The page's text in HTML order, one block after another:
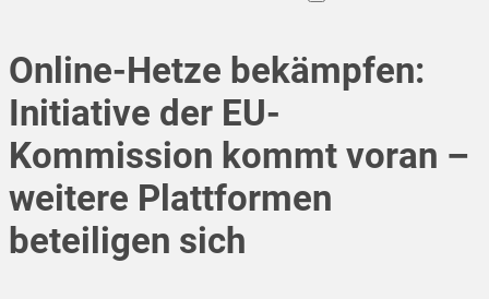
Online-Hetze bekämpfen:
Initiative der EU-
Kommission kommt voran –
weitere Plattformen
beteiligen sich